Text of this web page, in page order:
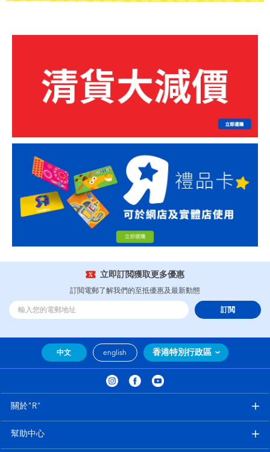
立即訂閲獲取更多優惠
訂閲電郵了解我們的至抵優惠及最新動態
訂閲
中文 english 香港特別行政區
關於"R"
幫助中心